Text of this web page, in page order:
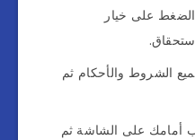
على خيار
الشروط والأحكام ثم
أمامك على الشاشة ثم